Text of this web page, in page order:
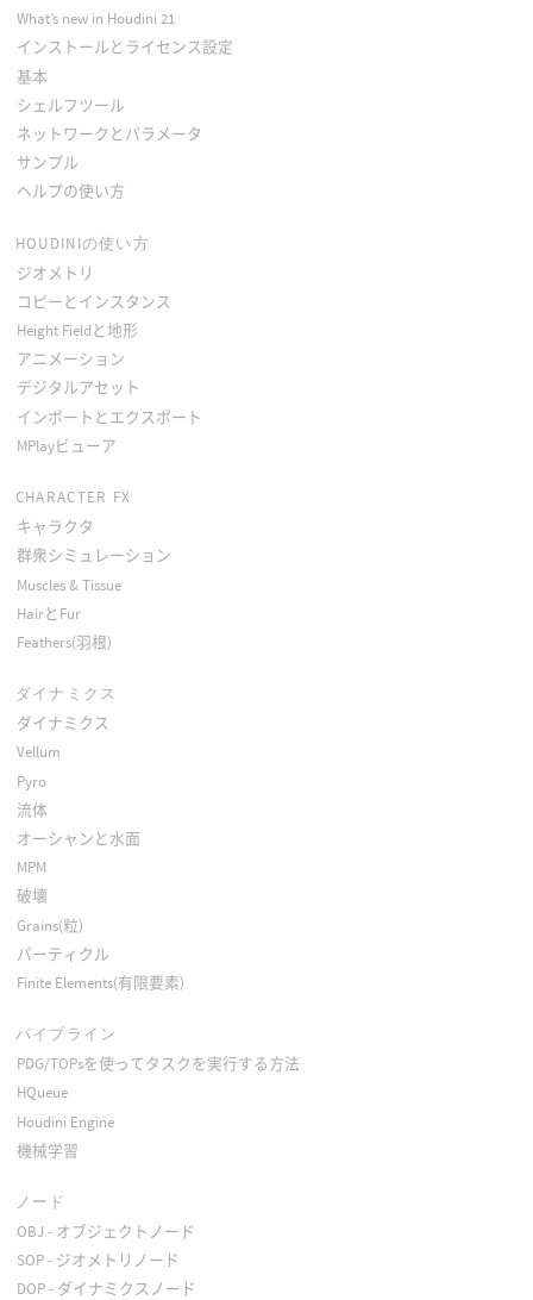
What’s new in Houdini 21
インストールとライセンス設定
基本
シェルフツール
ネットワークとパラメータ
サンプル
ヘルプの使い方
HOUDINIの使い方
ジオメトリ
コピーとインスタンス
Height Fieldと地形
アニメーション
デジタルアセット
インポートとエクスポート
MPlayビューア
CHARACTER FX
キャラクタ
群衆シミュレーション
Muscles & Tissue
HairとFur
Feathers(羽根)
ダイナミクス
ダイナミクス
Vellum
Pyro
流体
オーシャンと水面
MPM
破壊
Grains(粒)
パーティクル
Finite Elements(有限要素)
パイプライン
PDG/TOPsを使ってタスクを実行する方法
HQueue
Houdini Engine
機械学習
ノード
OBJ - オブジェクトノード
SOP - ジオメトリノード
DOP - ダイナミクスノード